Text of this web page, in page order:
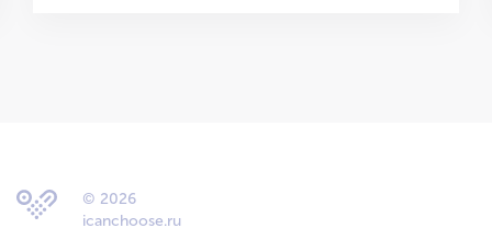
© 2026
icanchoose.ru